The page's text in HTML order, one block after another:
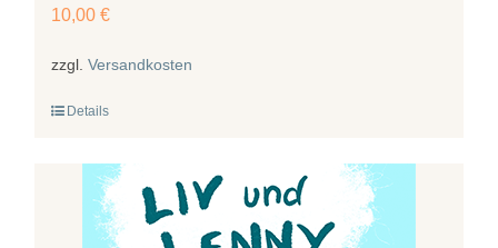
10,00 €
zzgl. Versandkosten
Details